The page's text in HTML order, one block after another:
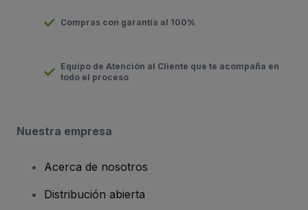
Compras con garantía al 100%
Equipo de Atención al Cliente que te acompaña en
todo el proceso
Nuestra empresa
Acerca de nosotros
Distribución abierta